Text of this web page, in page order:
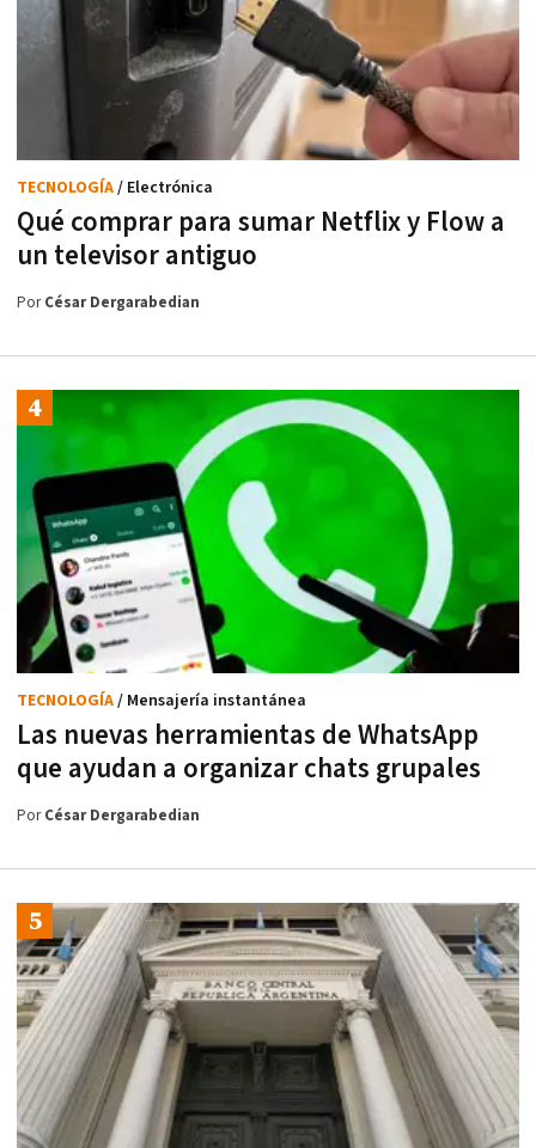
Qué comprar para sumar Netflix y Flow a
un televisor antiguo
TECNOLOGÍA/ Electrónica
PorCésar Dergarabedian
Las nuevas herramientas de WhatsApp
que ayudan a organizar chats grupales
TECNOLOGÍA/ Mensajería instantánea
PorCésar Dergarabedian